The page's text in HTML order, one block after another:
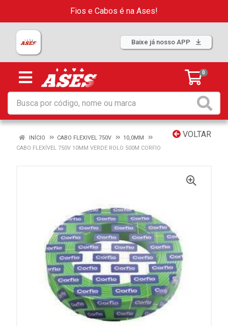
Fios e Cabos é na Ases!
Baixe já nosso APP
0
VOLTAR
INÍCIO CABO FLEXIVEL 750V
10,0MM
CABO FLEXÍVEL 750V 10MM VERDE ROLO 500M CORFIO